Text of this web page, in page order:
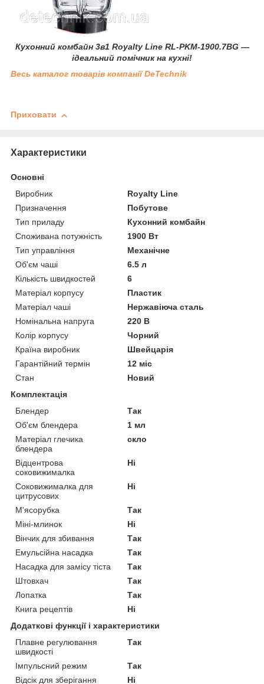
Кухонний комбайн 3в1 Royalty Line RL-PKM-1900.7BG —
ідеальний помічник на кухні!
Весь каталог товарів компанії DeTechnik
Приховати
Характеристики
Основні
Виробник
Royalty Line
Призначення
Побутове
Тип приладу
Кухонний комбайн
Споживана потужність
1900 Вт
Тип управління
Механічне
Об'єм чаші
6.5 л
Кількість швидкостей
6
Матеріал корпусу
Пластик
Матеріал чаші
Нержавіюча сталь
Номінальна напруга
220 В
Колір корпусу
Чорний
Країна виробник
Швейцарія
Гарантійний термін
12 міс
Стан
Новий
Комплектація
Блендер
Так
Об'єм блендера
1 мл
Матеріал глечика
блендера
скло
Відцентрова
соковижималка
Ні
Соковижималка для
цитрусових
Ні
М'ясорубка
Так
Міні-млинок
Ні
Вінчик для збивання
Так
Емульсійна насадка
Так
Насадка для замісу тіста
Так
Штовхач
Так
Лопатка
Так
Книга рецептів
Ні
Додаткові функції і характеристики
Плавне регулювання
швидкості
Так
Імпульсний режим
Так
Відсік для зберігання
Ні